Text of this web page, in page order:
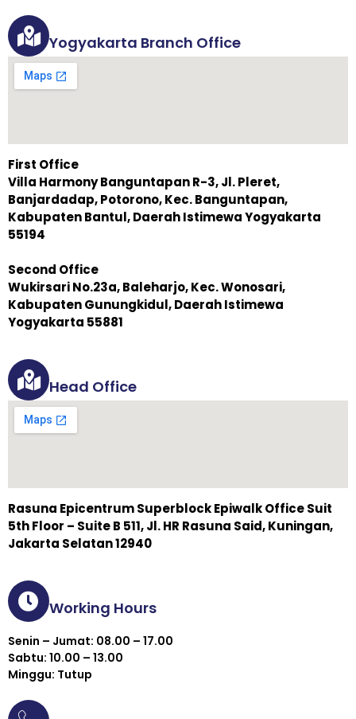
Yogyakarta Branch Office
First Office
Villa Harmony Banguntapan R-3, Jl. Pleret,
Banjardadap, Potorono, Kec. Banguntapan,
Kabupaten Bantul, Daerah Istimewa Yogyakarta
55194
Second Office
Wukirsari No.23a, Baleharjo, Kec. Wonosari,
Kabupaten Gunungkidul, Daerah Istimewa
Yogyakarta 55881
Head Office
Rasuna Epicentrum Superblock Epiwalk Office Suit
5th Floor – Suite B 511, Jl. HR Rasuna Said, Kuningan,
Jakarta Selatan 12940
Working Hours
Senin – Jumat: 08.00 – 17.00
Sabtu: 10.00 – 13.00
Minggu: Tutup